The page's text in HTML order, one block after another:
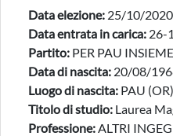
Data elezione: 25/10/2020
Data entrata in carica: 26-
Partito: PER PAU
Data di nascita: 20/08/
Luogo di nascita: PAU (OR)
Titolo di studio: Laurea
Professione:ALTRI